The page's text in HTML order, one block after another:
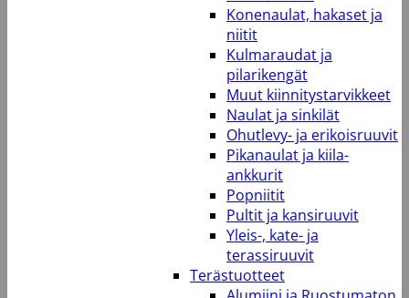
Konenaulat, hakaset ja
niitit
Kulmaraudat ja
pilarikengät
Muut kiinnitystarvikkeet
Naulat ja sinkilät
Ohutlevy- ja erikoisruuvit
Pikanaulat ja kiila-
ankkurit
Popniitit
Pultit ja kansiruuvit
Yleis-, kate- ja
terassiruuvit
Terästuotteet